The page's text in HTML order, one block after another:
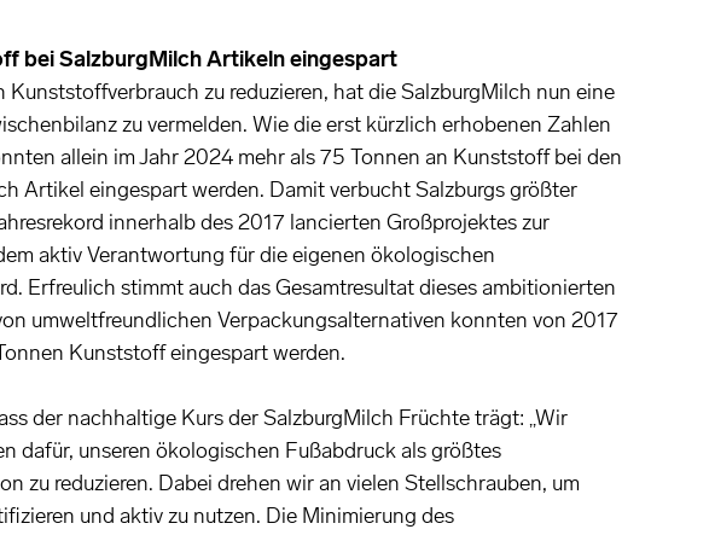
bei SalzburgMilch Artikeln eingespart
Kunststoffverbrauch zu reduzieren, hat die SalzburgMilch nun eine
zu vermelden. Wie die erst kürzlich erhobenen Zahlen
allein im Jahr 2024 mehr als 75 Tonnen an Kunststoff bei den
Artikel eingespart werden. Damit verbucht Salzburgs größter
innerhalb des 2017 lancierten Großprojektes zur
aktiv Verantwortung für die eigenen ökologischen
Erfreulich stimmt auch das Gesamtresultat dieses ambitionierten
umweltfreundlichen Verpackungsalternativen konnten von 2017
Kunststoff eingespart werden.
der nachhaltige Kurs der SalzburgMilch Früchte trägt: „Wir
dafür, unseren ökologischen Fußabdruck als größtes
zu reduzieren. Dabei drehen wir an vielen Stellschrauben, um
und aktiv zu nutzen. Die Minimierung des